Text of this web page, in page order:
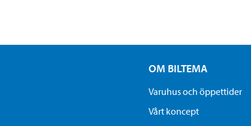
OM BILTEMA
Varuhus och öppettider
Vårt koncept